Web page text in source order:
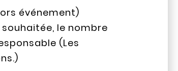
événement)
le nombre
(Les